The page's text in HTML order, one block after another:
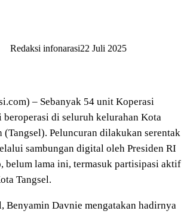
Redaksi infonarasi22 Juli 2025
– Sebanyak 54 unit Koperasi
beroperasi di seluruh kelurahan Kota
(Tangsel). Peluncuran dilakukan serentak
sambungan digital oleh Presiden RI
belum lama ini, termasuk partisipasi aktif
Tangsel.
Benyamin Davnie mengatakan hadirnya